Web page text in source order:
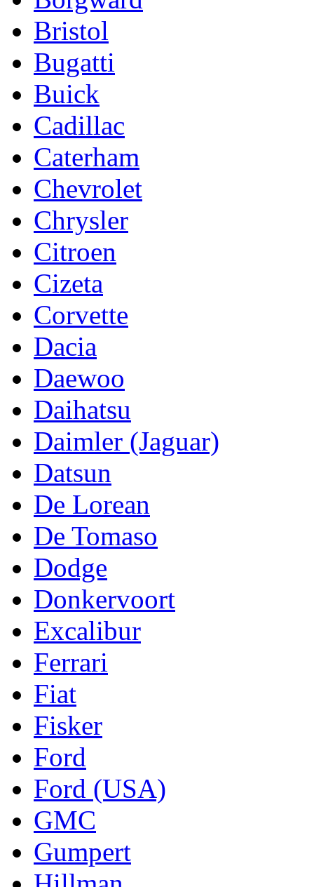
Bristol
Bugatti
Buick
Cadillac
Caterham
Chevrolet
Chrysler
Citroen
Cizeta
Corvette
Dacia
Daewoo
Daihatsu
Daimler (Jaguar)
Datsun
De Lorean
De Tomaso
Dodge
Donkervoort
Excalibur
Ferrari
Fiat
Fisker
Ford
Ford (USA)
GMC
Gumpert